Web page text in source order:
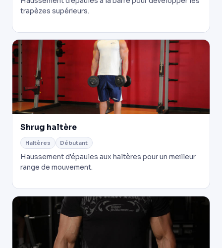
trapèzes supérieurs.
Shrug haltère
Haltères Débutant
Haussement d'épaules aux haltères pour un meilleur
range de mouvement.